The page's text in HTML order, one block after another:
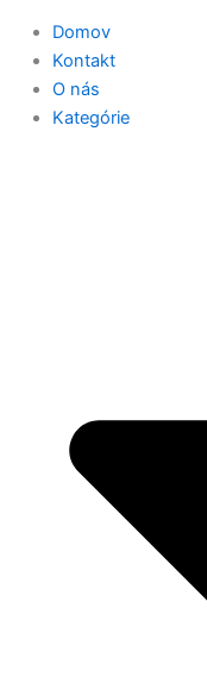
Domov
Kontakt
O nás
Kategórie